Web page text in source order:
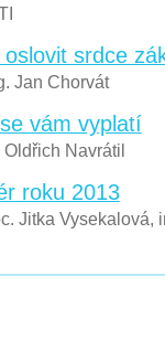
srdce
Jan Chorvát
vám vyplatí
Navrátil
roku 2013
Jitka Vysekalová,